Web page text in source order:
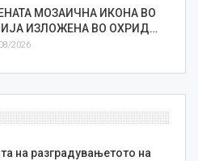
МОЗАИЧНА ИКОНА ВО
ИЗЛОЖЕНА ВО ОХРИД…
2026
на разградувањетото на